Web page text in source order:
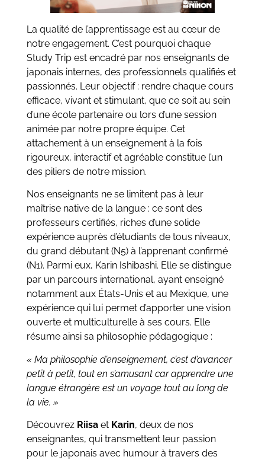
La qualité de l’apprentissage est au cœur de
notre engagement. C’est pourquoi chaque
Study Trip est encadré par nos enseignants de
japonais internes, des professionnels qualifiés et
passionnés. Leur objectif : rendre chaque cours
efficace, vivant et stimulant, que ce soit au sein
d’une école partenaire ou lors d’une session
animée par notre propre équipe. Cet
attachement à un enseignement à la fois
rigoureux, interactif et agréable constitue l’un
des piliers de notre mission.
Nos enseignants ne se limitent pas à leur
maîtrise native de la langue : ce sont des
professeurs certifiés, riches d’une solide
expérience auprès d’étudiants de tous niveaux,
du grand débutant (N5) à l’apprenant confirmé
(N1). Parmi eux, Karin Ishibashi. Elle se distingue
par un parcours international, ayant enseigné
notamment aux États-Unis et au Mexique, une
expérience qui lui permet d’apporter une vision
ouverte et multiculturelle à ses cours. Elle
résume ainsi sa philosophie pédagogique :
« Ma philosophie d’enseignement, c’est d’avancer
petit à petit, tout en s’amusant car apprendre une
langue étrangère est un voyage tout au long de
la vie. »
Découvrez Riisaet Karin, deux de nos
enseignantes, qui transmettent leur passion
pour le japonais avec humour à travers des